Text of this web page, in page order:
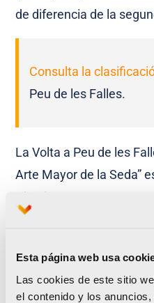
Esta página web usa
Las cookies de este sitio
el contenido y los
de diferencia de la
Consulta la
Peu de les Falles.
La Volta a Peu de les
Arte Mayor de la Seda”
Circuito que encara ya
prueba será la XV Volta
Pie Solidaria “Es
edición de este Circuito